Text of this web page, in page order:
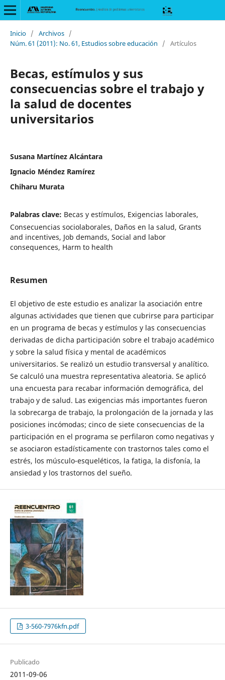
Inicio / Archivos /
Núm. 61 (2011): No. 61, Estudios sobre educación
/ Artículos
Becas, estímulos y sus
consecuencias sobre el trabajo y
la salud de docentes
universitarios
Susana Martínez Alcántara
Ignacio Méndez Ramírez
Chiharu Murata
Palabras clave: Becas y estímulos, Exigencias laborales,
Consecuencias sociolaborales, Daños en la salud, Grants
and incentives, Job demands, Social and labor
consequences, Harm to health
Resumen
El objetivo de este estudio es analizar la asociación entre
algunas actividades que tienen que cubrirse para participar
en un programa de becas y estímulos y las consecuencias
derivadas de dicha participación sobre el trabajo académico
y sobre la salud física y mental de académicos
universitarios. Se realizó un estudio transversal y analítico.
Se calculó una muestra representativa aleatoria. Se aplicó
una encuesta para recabar información demográfica, del
trabajo y de salud. Las exigencias más importantes fueron
la sobrecarga de trabajo, la prolongación de la jornada y las
posiciones incómodas; cinco de siete consecuencias de la
participación en el programa se perfilaron como negativas y
se asociaron estadísticamente con trastornos tales como el
estrés, los músculo-esqueléticos, la fatiga, la disfonía, la
ansiedad y los trastornos del sueño.
3-560-7976kfn.pdf
Publicado
2011-09-06